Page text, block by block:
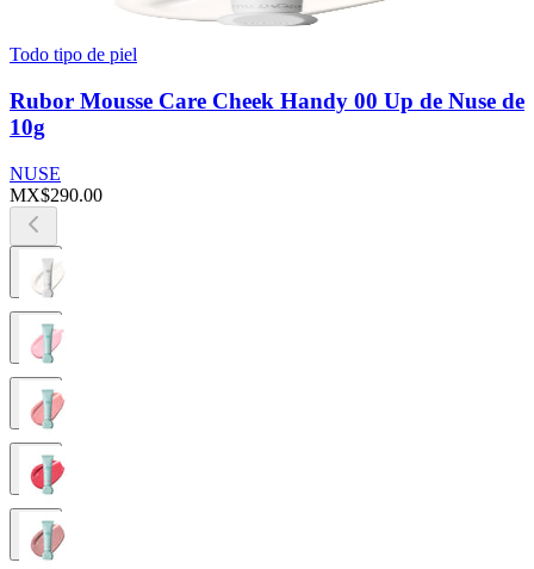
Todo tipo de piel
Rubor Mousse Care Cheek Handy 00 Up de Nuse de
10g
NUSE
MX$290.00